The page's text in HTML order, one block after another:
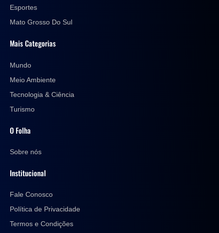
Esportes
Mato Grosso Do Sul
Mais Categorias
Mundo
Meio Ambiente
Tecnologia & Ciência
Turismo
O Folha
Sobre nós
Institucional
Fale Conosco
Política de Privacidade
Termos e Condições